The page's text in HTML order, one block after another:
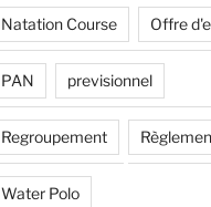
Natation Course Offre
PAN previsionnel
Regroupement
Water Polo